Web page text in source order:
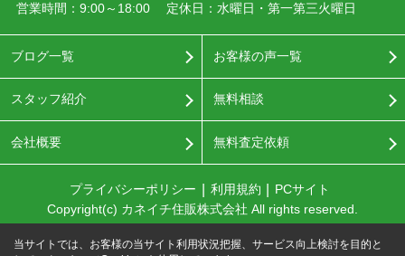
営業時間：9:00～18:00
定休日：水曜日・第一第三火曜日
ブログ一覧
スタッフ紹介
会社概要
お客様の声一覧
無料相談
無料査定依頼
プライバシーポリシー 利用規約
PCサイト
Copyright(c) カネイチ住販株式会社 All rights reserved.
当サイトでは、お客様の当サイト利用状況把握、サービス向上検討を目的と